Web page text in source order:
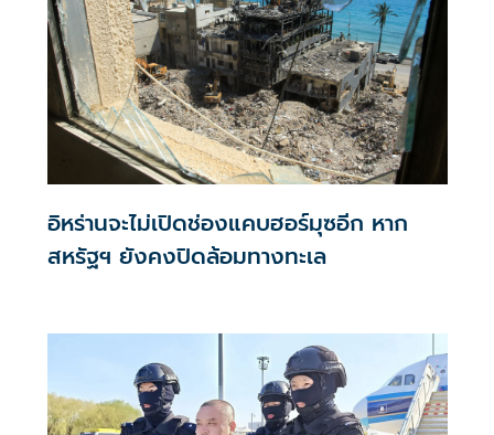
อิหร่านจะไม่เปิดช่องแคบฮอร์มุซอีก หาก
สหรัฐฯ ยังคงปิดล้อมทางทะเล